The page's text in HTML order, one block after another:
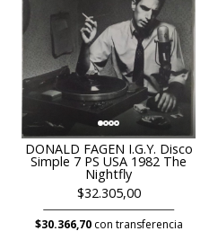
DONALD FAGEN I.G.Y. Disco
Simple 7 PS USA 1982 The
Nightfly
$32.305,00
$30.366,70con transferencia